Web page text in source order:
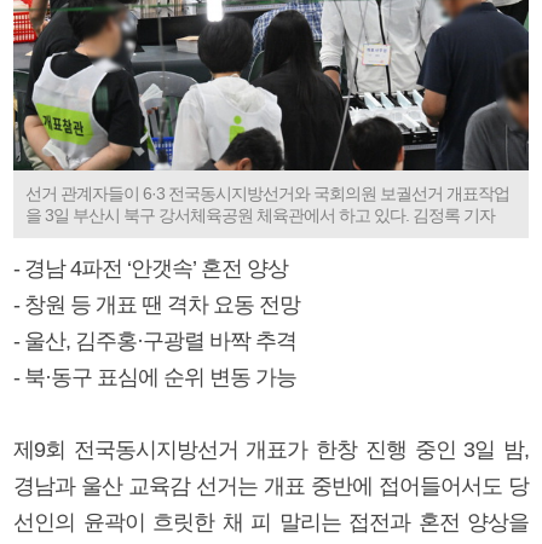
선거 관계자들이 6·3 전국동시지방선거와 국회의원 보궐선거 개표작업
을 3일 부산시 북구 강서체육공원 체육관에서 하고 있다. 김정록 기자
- 경남 4파전 ‘안갯속’ 혼전 양상
- 창원 등 개표 땐 격차 요동 전망
- 울산, 김주홍·구광렬 바짝 추격
- 북·동구 표심에 순위 변동 가능
제9회 전국동시지방선거 개표가 한창 진행 중인 3일 밤,
경남과 울산 교육감 선거는 개표 중반에 접어들어서도 당
선인의 윤곽이 흐릿한 채 피 말리는 접전과 혼전 양상을